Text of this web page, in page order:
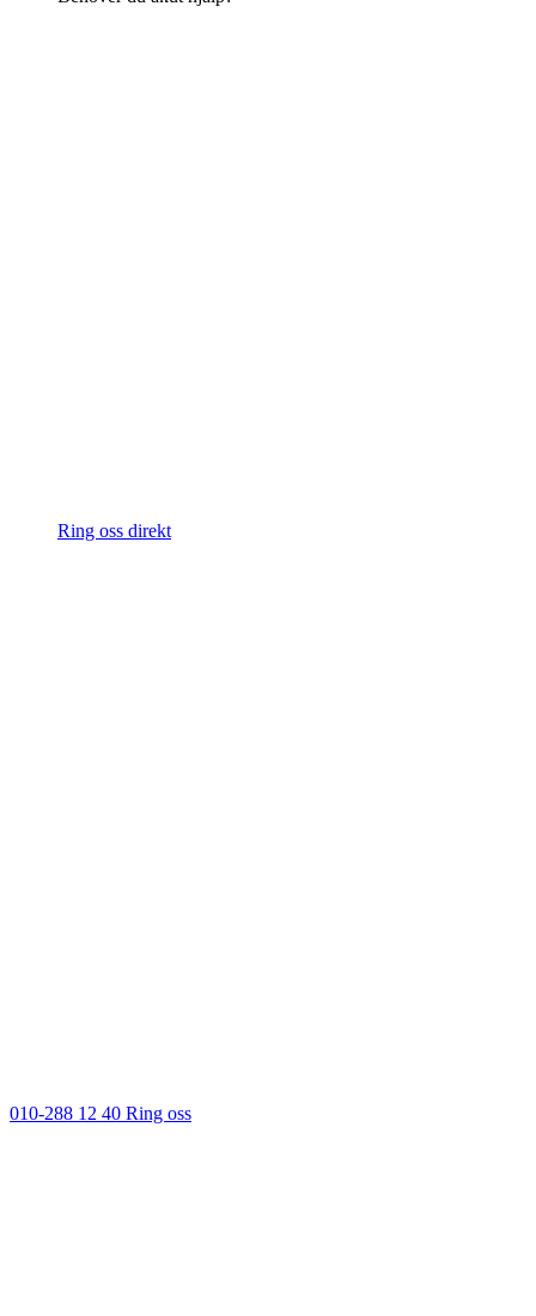
Ring oss direkt
010-288 12 40 Ring oss